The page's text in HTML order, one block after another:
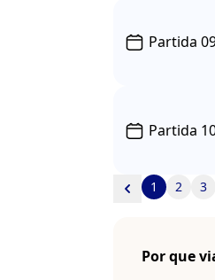
Partida
Partida
1 2 3
Por que